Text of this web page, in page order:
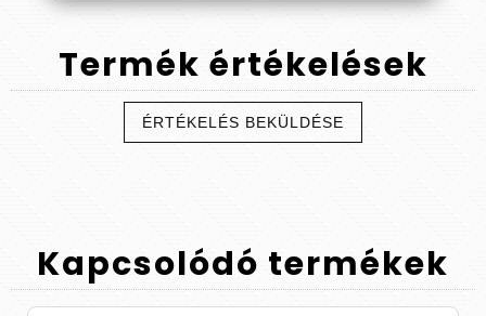
Termék értékelések
ÉRTÉKELÉS BEKÜLDÉSE
Kapcsolódó termékek